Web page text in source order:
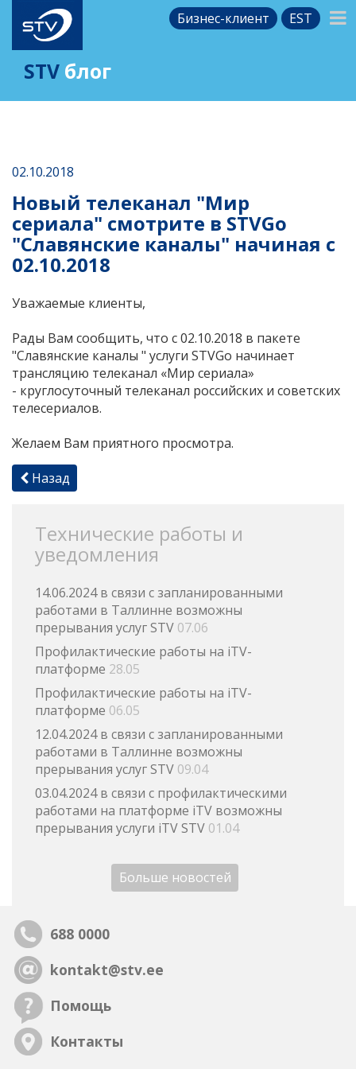
Бизнес-клиент EST
STV блог
02.10.2018
Новый телеканал "Мир
сериала" смотрите в STVGo
"Славянские каналы" начиная с
02.10.2018
Уважаемые клиенты,
Рады Вам сообщить, что с 02.10.2018 в пакете
"Славянские каналы " услуги STVGo начинает
трансляцию телеканал «Мир сериала»
- круглосуточный телеканал российских и советских
телесериалов.
Желаем Вам приятного просмотра.
Назад
Технические работы и
уведомления
14.06.2024 в связи с запланированными
работами в Таллинне возможны
прерывания услуг STV 07.06
Профилактические работы на iTV-
платформе 28.05
Профилактические работы на iTV-
платформе 06.05
12.04.2024 в связи с запланированными
работами в Таллинне возможны
прерывания услуг STV 09.04
03.04.2024 в связи с профилактическими
работами на платформе iTV возможны
прерывания услуги iTV STV 01.04
Больше новостей
688 0000
kontakt@stv.ee
Помощь
Контакты